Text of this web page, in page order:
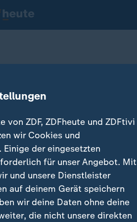
von ZDF, ZDFheute und ZDFtivi
wir Cookies und
der eingesetzten
für unser Angebot. Mit
und unsere Dienstleister
auf deinem Gerät speichern
wir deine Daten ohne deine
die nicht unsere direkten